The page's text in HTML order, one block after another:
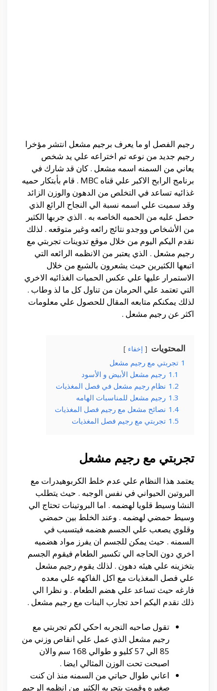
رجيم الفصل او ما يعرف برجيم مشعل انتشر مؤخرا
رجيم جديد من نوعه تم اختراعه علي يد شخص
يعاني من السمنه اسمه مشعل . كان قد شارك في
برنامج الرابح الاكبر علي قناه MBC . قام بأبتكار حميه
غذائيه تساعد في التخلص من الدهون والوزن الزائد
وقد سميت علي اسمه نسبة الي النجاح الرائع الذي
حصل عليه من الحميه الخاصه به . الذي جربها الكثير
من الأشخاص ووجدو نتائج رائعه وغير متوقعه . لذلك
نقدم اليكم اليوم من خلال موقع تدوينات تجربتي مع
رجيم مشعل . الذي يعتبر من الانظمه الرائعه التي
اتبعها الكثيرين حيث يشعرون بالشبع من خلال
الاستمرار عليها علي عكس الحميات الغذائيه الاخري
التي تعتمد علي الحرمان من تناول كل ما لذ وطاب .
لذلك يمكنكم متابعه المقال للحصول علي معلومات
اكثر عن رجيم مشعل .
المحتويات إخفاء
1 تجربتي مع رجيم مشعل
1.1 رجيم مشعل الأبيض و الأسود
1.2 نظام رجيم مشعل في فصل المغذيات
1.3 رجيم مشعل للمناسبات الهامه
1.4 نصائح مشعل مع رجيم فصل المغذيات
1.5 تجربتي مع رجيم فصل المغذيات
تجربتي مع رجيم مشعل
يعتمد هذا النظام علي عدم خلط الكربوهيدرات مع
البروتين الحيواني في نفس الوجبه . حيث يتطلب
النشا وسيط قلويا لهضمه . اما البروتينات تحتاج الي
وسيط حمضي لهضمه . وعند الخلط بين حمضي
وقلوي يصعب علي الجسم هضمه فيتسبب في
السمنه . حيث يمكن للجسم ان يفرز مواد هضميه
اخري دون الحاجه الي تكسير الطعام فيقوم الجسم
بتخزينه علي هيئه دهون . لذلك يقوم رجيم مشعل
علي فصل المغذيات مع اكل الفاكهه علي معده
فارغه حيث تساعد علي هضم الطعام . و نظرا الي
ذلك نقدم اليكم احد تجارب البنات مع رجيم مشعل .
تقول صاحبه التجربه احكي لكم تجربتي مع
رجيم مشعل الذي عمل علي انقاص وزني من
85 الي 57 كليو و طوالي 168 سم والان
اصبحت تحت الوزن المثالي ايضا .
اعاني طوال حياتي من السمنه منذ ان كنت
صغيره وقمت بتجربه الكثير من انظمه الرجيم